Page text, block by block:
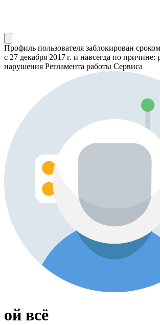
Профиль пользователя заблокирован сроком
с 27 декабря 2017 г. и навсегда по причине:
нарушения Регламента работы Сервиса
ой всё